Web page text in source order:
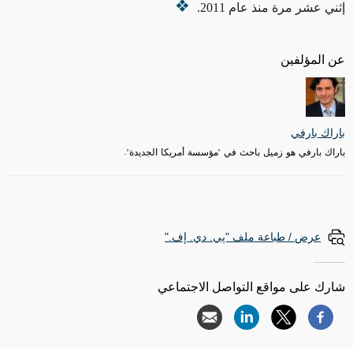
عن المؤلفين
باراك بارفي
باراك بارفي هو زميل باحث في "مؤسسة أمريكا الجديدة".
إثني عشر مرة منذ عام 2011.
عرض / طباعة ملف "پي. دي. إف."
شارك على مواقع التواصل الاجتماعي